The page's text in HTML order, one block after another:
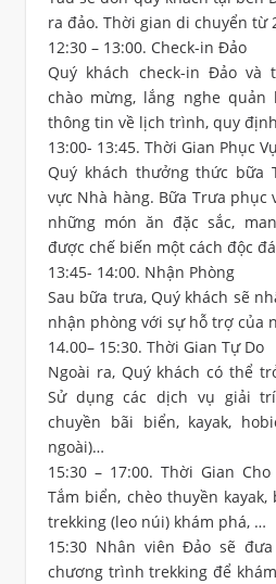
ra đảo. Thời gian di chuyển từ
12:30 – 13:00. Check-in Đảo
Quý khách check-in Đảo và
chào mừng, lắng nghe quản
thông tin về lịch trình, quy
13:00- 13:45. Thời Gian Phục
Quý khách thưởng thức bữa
vực Nhà hàng. Bữa Trưa
những món ăn đặc sắc,
được chế biến một cách độc
13:45- 14:00. Nhận Phòng
Sau bữa trưa, Quý khách sẽ
nhận phòng với sự hỗ trợ của
14.00– 15:30. Thời Gian Tự Do
Ngoài ra, Quý khách có thể
Sử dụng các dịch vụ giải
chuyền bãi biển, kayak,
ngoài)…
15:30 – 17:00. Thời Gian
Tắm biển, chèo thuyền
trekking (leo núi) khám phá, …
15:30 Nhân viên Đảo sẽ
chương trình trekking để